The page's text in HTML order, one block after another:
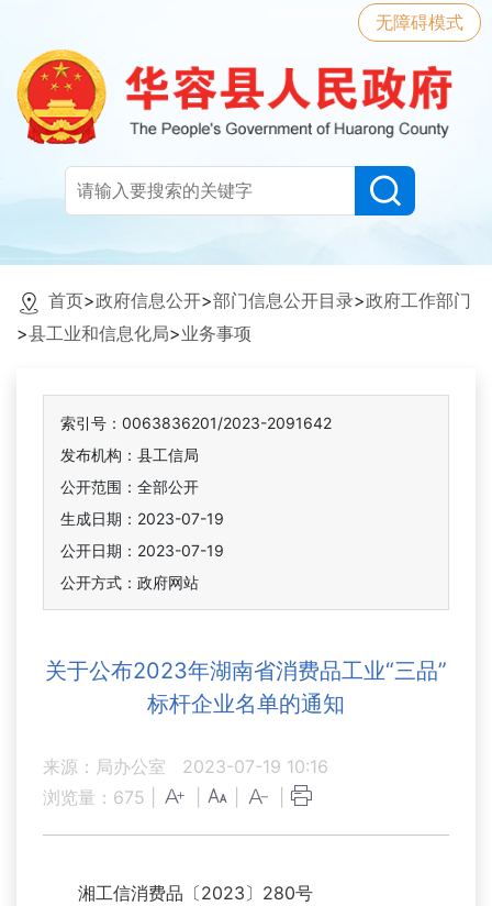
无障碍模式
首页>政府信息公开>部门信息公开目录>政府工作部门
>县工业和信息化局>业务事项
索引号：0063836201/2023-2091642
发布机构：县工信局
公开范围：全部公开
生成日期：2023-07-19
公开日期：2023-07-19
公开方式：政府网站
关于公布2023年湖南省消费品工业“三品”
标杆企业名单的通知
来源：局办公室
2023-07-19 10:16
浏览量： 675
湘工信消费品〔2023〕280号